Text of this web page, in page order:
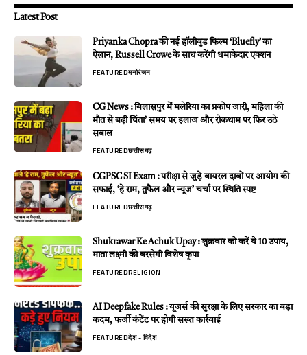
Latest Post
Priyanka Chopra की नई हॉलीवुड फिल्म ‘Bluefly’ का
ऐलान, Russell Crowe के साथ करेंगी धमाकेदार एक्शन
FEATUREDमनोरंजन
CG News : बिलासपुर में मलेरिया का प्रकोप जारी, महिला की
मौत से बढ़ी चिंता’ समय पर इलाज और रोकथाम पर फिर उठे
सवाल
FEATUREDछत्तीसगढ़
CGPSC SI Exam : परीक्षा से जुड़े वायरल दावों पर आयोग की
सफाई, ‘हे राम, तुफैल और न्यूज’ चर्चा पर स्थिति स्पष्ट
FEATUREDछत्तीसगढ़
Shukrawar Ke Achuk Upay : शुक्रवार को करें ये 10 उपाय,
माता लक्ष्मी की बरसेगी विशेष कृपा
FEATUREDRELIGION
AI Deepfake Rules : यूजर्स की सुरक्षा के लिए सरकार का बड़ा
कदम, फर्जी कंटेंट पर होगी सख्त कार्रवाई
FEATUREDदेश - विदेश